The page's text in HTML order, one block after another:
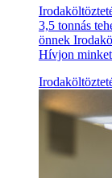
3,5 tonnás
önnek
Hívjon